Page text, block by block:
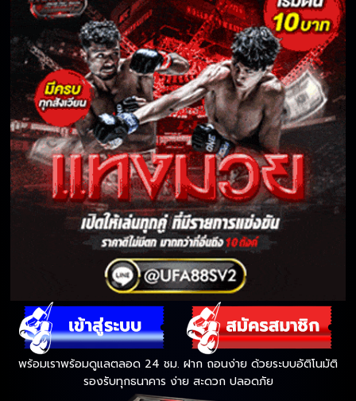
พร้อมเราพร้อมดูแลตลอด 24 ชม. ฝาก ถอนง่าย ด้วยระบบอัติโนมัติ
รองรับทุกธนาคาร ง่าย สะดวก ปลอดภัย